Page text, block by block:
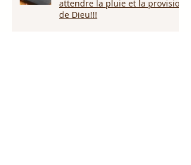
attendre la pluie et la provision
de Dieu!!!